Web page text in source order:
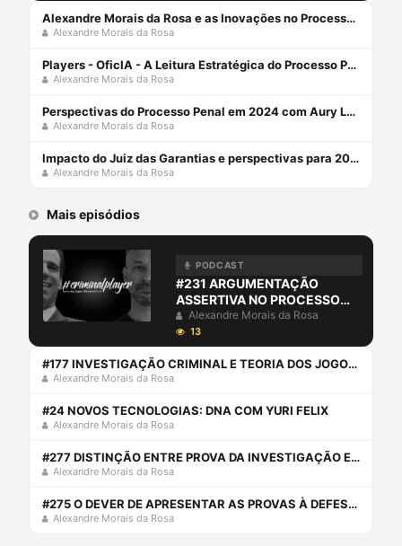
Alexandre Morais da Rosa e as Inovações no Processo Penal: Ferramentas Tecnológicas
Alexandre Morais da Rosa
Players - OficIA - A Leitura Estratégica do Processo Penal com Alexandre Morais da Rosa
Alexandre Morais da Rosa
Perspectivas do Processo Penal em 2024 com Aury Lopes Jr e Alexandre Morais da Rosa
Alexandre Morais da Rosa
Impacto do Juiz das Garantias e perspectivas para 2024 com Alexandre Morais da Rosa e Aury Lopes Jr
Alexandre Morais da Rosa
Mais episódios
PODCAST
#231 ARGUMENTAÇÃO
ASSERTIVA NO PROCESSO
PENAL
Alexandre Morais da Rosa
13
#177 INVESTIGAÇÃO CRIMINAL E TEORIA DOS JOGOS COM ANDRÉ LUIZ BERMUDEZ
Alexandre Morais da Rosa
#24 NOVOS TECNOLOGIAS: DNA COM YURI FELIX
Alexandre Morais da Rosa
#277 DISTINÇÃO ENTRE PROVA DA INVESTIGAÇÃO E PROVA JUDICIAL
Alexandre Morais da Rosa
#275 O DEVER DE APRESENTAR AS PROVAS À DEFESA: CHERRY PICKING PROBATÓRIO
Alexandre Morais da Rosa